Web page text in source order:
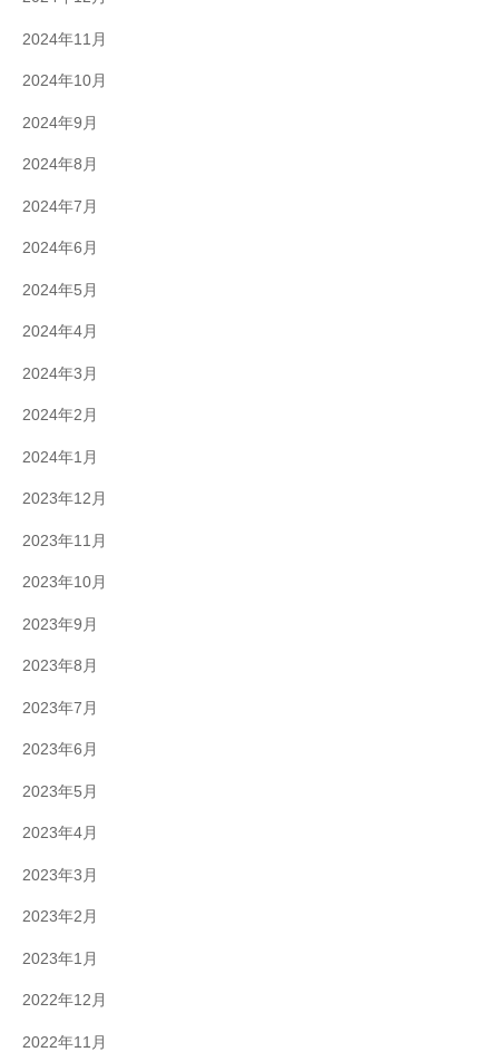
2024年11月
2024年10月
2024年9月
2024年8月
2024年7月
2024年6月
2024年5月
2024年4月
2024年3月
2024年2月
2024年1月
2023年12月
2023年11月
2023年10月
2023年9月
2023年8月
2023年7月
2023年6月
2023年5月
2023年4月
2023年3月
2023年2月
2023年1月
2022年12月
2022年11月